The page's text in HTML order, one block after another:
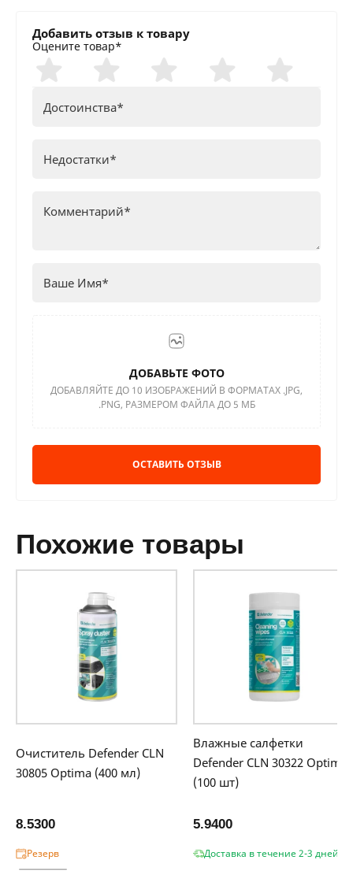
Добавить отзыв к товару
Оцените товар*
ДОБАВЬТЕ ФОТО
ДОБАВЛЯЙТЕ ДО 10 ИЗОБРАЖЕНИЙ В ФОРМАТАХ .JPG,
.PNG, РАЗМЕРОМ ФАЙЛА ДО 5 МБ
ОСТАВИТЬ ОТЗЫВ
похожие товары
Очиститель Defender CLN
30805 Optima (400 мл)
8.5300
Резерв
Влажные салфетки
Defender CLN 30322 Optima
(100 шт)
5.9400
Доставка в течение 2-3 дней